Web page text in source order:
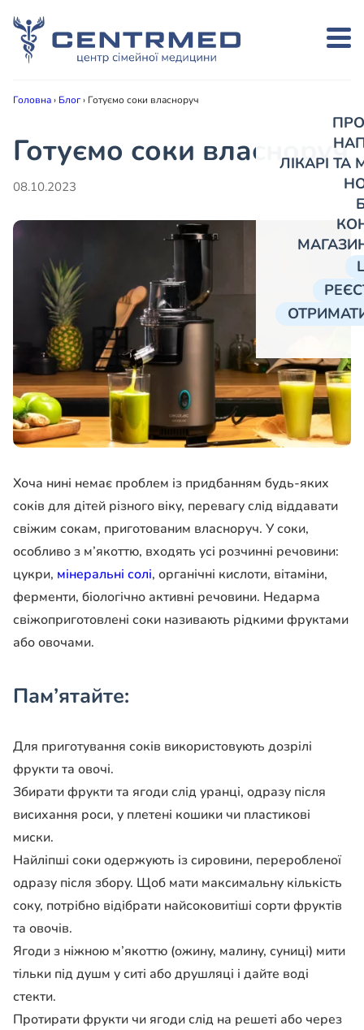
ЛІКАРІ
Головна› Блог› Готуємо соки власноруч
Готуємо соки власноруч
08.10.2023
Хоча нині немає проблем із придбанням будь-яких
соків для дітей різного віку, перевагу слід віддавати
свіжим сокам, приготованим власноруч. У соки,
особливо з м’якоттю, входять усі розчинні речовини:
цукри, мінеральні солі, органічні кислоти, вітаміни,
ферменти, біологічно активні речовини. Недарма
свіжоприготовлені соки називають рідкими фруктами
або овочами.
Пам’ятайте:
Для приготування соків використовують дозрілі
фрукти та овочі.
Збирати фрукти та ягоди слід уранці, одразу після
висихання роси, у плетені кошики чи пластикові
миски.
Найліпші соки одержують із сировини, переробленої
одразу після збору. Щоб мати максимальну кількість
соку, потрібно відібрати найсоковитіші сорти фруктів
та овочів.
Ягоди з ніжною м’якоттю (ожину, малину, суниці) мити
тільки під душм у ситі або друшляці і дайте воді
стекти.
Протирати фрукти чи ягоди слід на решеті або через